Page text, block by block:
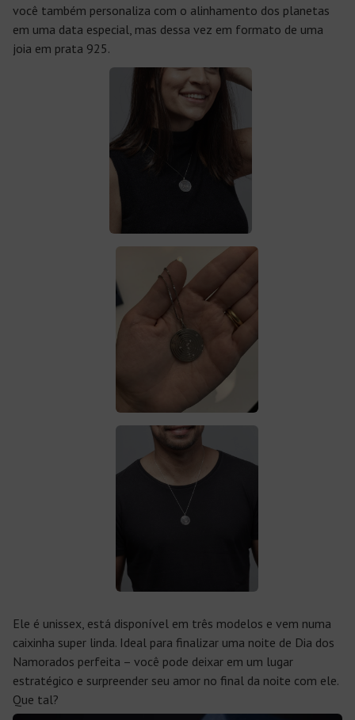
você também personaliza com o alinhamento dos planetas
em uma data especial, mas dessa vez em formato de uma
joia em prata 925.
Ele é unissex, está disponível em três modelos e vem numa
caixinha super linda. Ideal para finalizar uma noite de Dia dos
Namorados perfeita – você pode deixar em um lugar
estratégico e surpreender seu amor no final da noite com ele.
Que tal?